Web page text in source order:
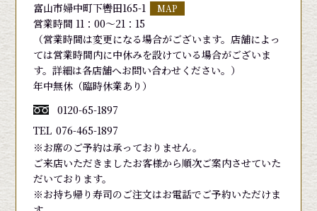
富山市婦中町下轡田165-1 MAP
営業時間 11：00～21：15
（営業時間は変更になる場合がございます。店舗によっ
ては営業時間内に中休みを設けている場合がございま
す。詳細は各店舗へお問い合わせください。）
年中無休（臨時休業あり）
0120-65-1897
TEL 076-465-1897
※お席のご予約は承っておりません。
ご来店いただきましたお客様から順次ご案内させていた
だいております。
※お持ち帰り寿司のご注文はお電話でご予約いただけま